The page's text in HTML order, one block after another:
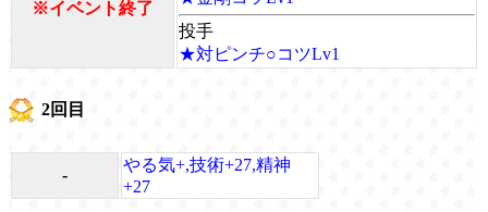
※イベント終了
投手
★対ピンチ○コツLv1
2回目
-
やる気+,技術+27,精神
+27